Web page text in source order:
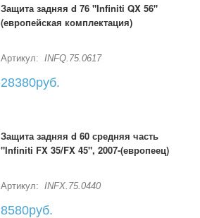
Защита задняя d 76 "Infiniti QX 56"
(европейская комплектация)
Артикул: INFQ.75.0617
28380руб.
Защита задняя d 60 средняя часть
"Infiniti FX 35/FX 45", 2007-(европеец)
Артикул: INFX.75.0440
8580руб.